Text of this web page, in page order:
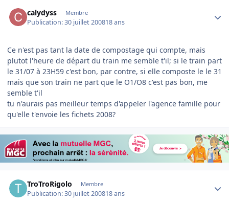
calydyss Membre
Publication:30 juillet 200818 ans
Ce n'est pas tant la date de compostage qui compte, mais
plutot l'heure de départ du train me semble t'il; si le train part
le 31/07 à 23H59 c'est bon, par contre, si elle composte le le 31
mais que son train ne part que le O1/O8 c'est pas bon, me
semble t'il
tu n'aurais pas meilleur temps d'appeler l'agence famille pour
qu'elle t'envoie les fichets 2008?
TroTroRigolo Membre
Publication:30 juillet 200818 ans